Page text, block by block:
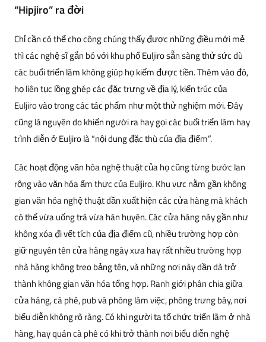
“Hipjiro” ra đời
Chỉ cần có thể cho công chúng thấy được những điều mới mẻ
thì các nghệ sĩ gắn bó với khu phố Euljiro sẵn sàng thử sức dù
các buổi triển lãm không giúp họ kiếm được tiền. Thêm vào đó,
họ liên tục lồng ghép các đặc trưng về địa lý, kiến trúc của
Euljiro vào trong các tác phẩm như một thử nghiệm mới. Đây
cũng là nguyên do khiến người ra hay gọi các buổi triển lãm hay
trình diễn ở Euljiro là “nội dung đặc thù của địa điểm”.
Các hoạt động văn hóa nghệ thuật của họ cũng từng bước lan
rộng vào văn hóa ẩm thực của Euljiro. Khu vực nằm gần không
gian văn hóa nghệ thuật dần xuất hiện các cửa hàng mà khách
có thể vừa uống trà vừa hàn huyên. Các cửa hàng này gần như
không xóa đi vết tích của địa điểm cũ, nhiều trường hợp còn
giữ nguyên tên cửa hàng ngày xưa hay rất nhiều trường hợp
nhà hàng không treo bảng tên, và những nơi này dần dà trở
thành không gian văn hóa tổng hợp. Ranh giới phân chia giữa
cửa hàng, cà phê, pub và phòng làm việc, phòng trưng bày, nơi
biểu diễn không rõ ràng. Có khi người ta tổ chức triển lãm ở nhà
hàng, hay quán cà phê có khi trở thành nơi biểu diễn nghệ